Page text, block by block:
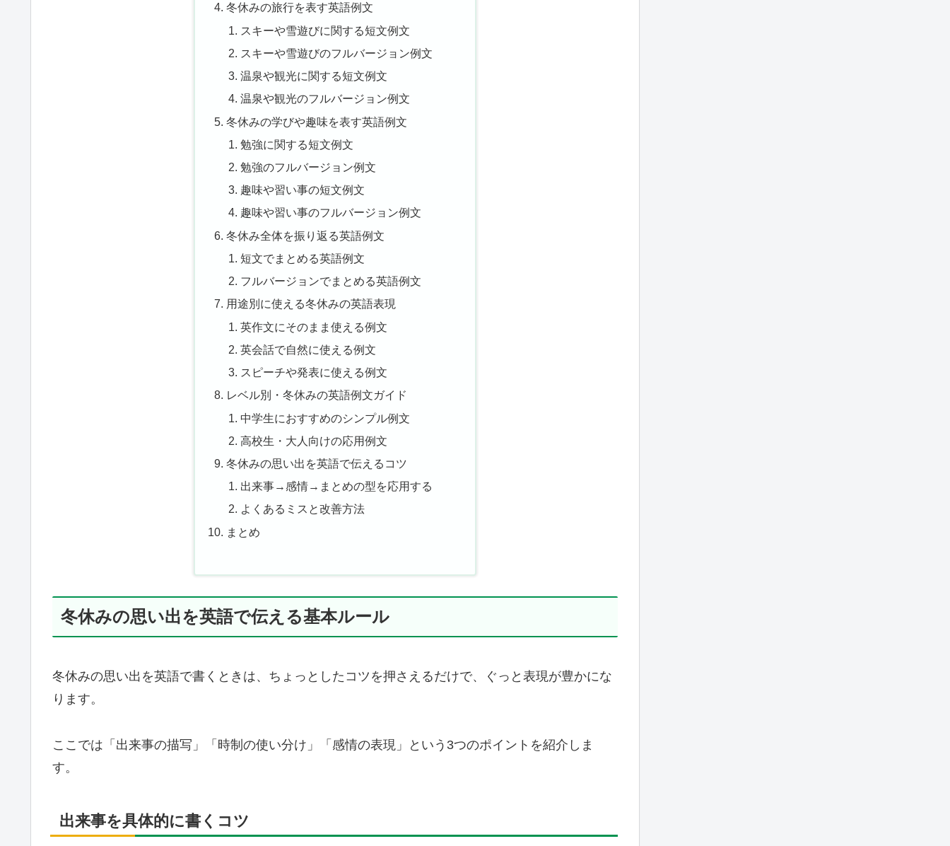
冬休みの旅行を表す英語例文
スキーや雪遊びに関する短文例文
スキーや雪遊びのフルバージョン例文
温泉や観光に関する短文例文
温泉や観光のフルバージョン例文
冬休みの学びや趣味を表す英語例文
勉強に関する短文例文
勉強のフルバージョン例文
趣味や習い事の短文例文
趣味や習い事のフルバージョン例文
冬休み全体を振り返る英語例文
短文でまとめる英語例文
フルバージョンでまとめる英語例文
用途別に使える冬休みの英語表現
英作文にそのまま使える例文
英会話で自然に使える例文
スピーチや発表に使える例文
レベル別・冬休みの英語例文ガイド
中学生におすすめのシンプル例文
高校生・大人向けの応用例文
冬休みの思い出を英語で伝えるコツ
出来事→感情→まとめの型を応用する
よくあるミスと改善方法
まとめ
冬休みの思い出を英語で伝える基本ルール
冬休みの思い出を英語で書くときは、ちょっとしたコツを押さえるだけで、ぐっと表現が豊かにな
ります。
ここでは「出来事の描写」「時制の使い分け」「感情の表現」という3つのポイントを紹介しま
す。
出来事を具体的に書くコツ